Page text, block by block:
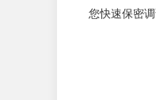
您快速保密